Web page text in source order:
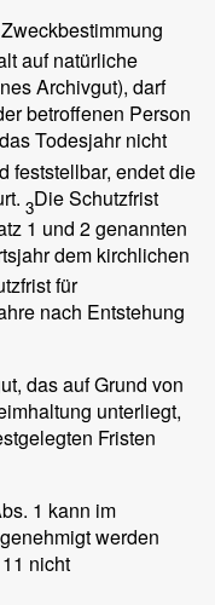
auf natürliche
Archivgut), darf
betroffenen Person
Todesjahr nicht
feststellbar, endet die
3Die Schutzfrist
1 und 2 genannten
dem kirchlichen
für
nach Entstehung
das auf Grund von
unterliegt,
Fristen
1 kann im
werden
nicht